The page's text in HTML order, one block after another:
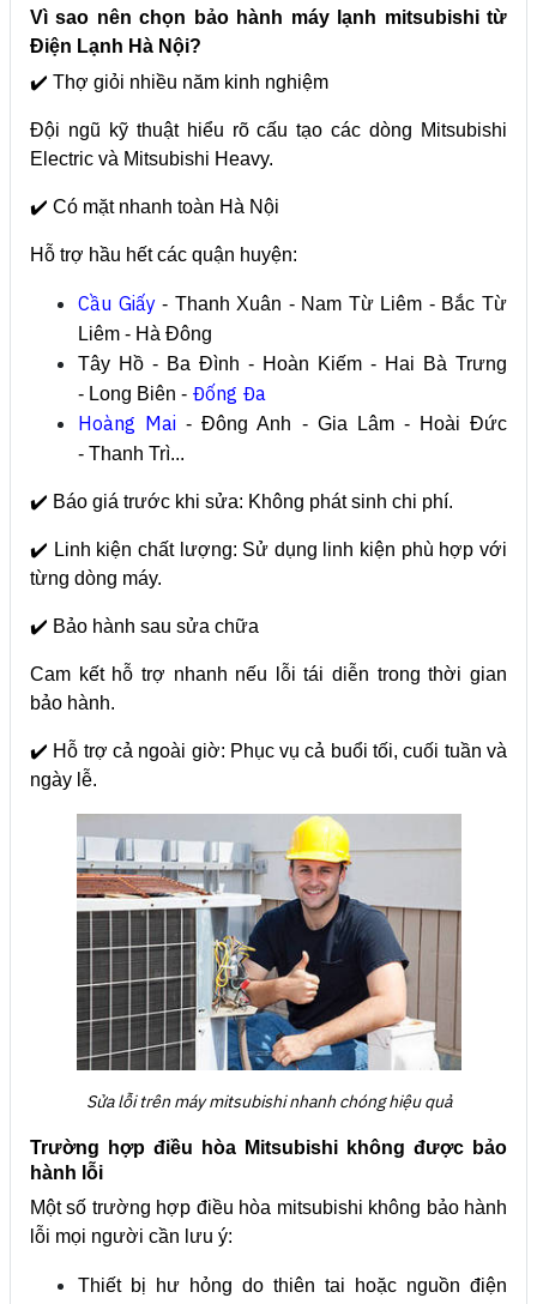
Vì sao nên chọn bảo hành máy lạnh mitsubishi từ
Điện Lạnh Hà Nội?
✔️ Thợ giỏi nhiều năm kinh nghiệm
Đội ngũ kỹ thuật hiểu rõ cấu tạo các dòng Mitsubishi
Electric và Mitsubishi Heavy.
✔️ Có mặt nhanh toàn Hà Nội
Hỗ trợ hầu hết các quận huyện:
Cầu Giấy- Thanh Xuân - Nam Từ Liêm - Bắc Từ
Liêm - Hà Đông
Tây Hồ - Ba Đình - Hoàn Kiếm - Hai Bà Trưng
- Long Biên - Đống Đa
Hoàng Mai -Đông Anh - Gia Lâm - Hoài Đức
- Thanh Trì...
✔️ Báo giá trước khi sửa: Không phát sinh chi phí.
✔️ Linh kiện chất lượng: Sử dụng linh kiện phù hợp với
từng dòng máy.
✔️ Bảo hành sau sửa chữa
Cam kết hỗ trợ nhanh nếu lỗi tái diễn trong thời gian
bảo hành.
✔️ Hỗ trợ cả ngoài giờ: Phục vụ cả buổi tối, cuối tuần và
ngày lễ.
Sửa lỗi trên máy mitsubishi nhanh chóng hiệu quả
Trường hợp điều hòa Mitsubishi không được bảo
hành lỗi
Một số trường hợp điều hòa mitsubishi không bảo hành
lỗi mọi người cần lưu ý:
Thiết bị hư hỏng do thiên tai hoặc nguồn điện